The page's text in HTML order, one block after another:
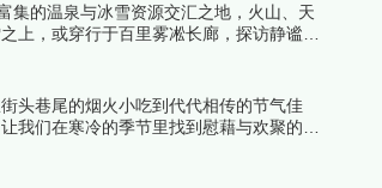
集的温泉与冰雪资源交汇之地，火山、天
上，或穿行于百里雾凇长廊，探访静谧的
榜编辑一起来看看详细名单吧！
头巷尾的烟火小吃到代代相传的节气佳
我们在寒冷的季节里找到慰藉与欢聚的理